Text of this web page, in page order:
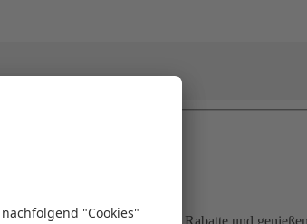
Geld. Nutzen Sie attraktive Rabatte und